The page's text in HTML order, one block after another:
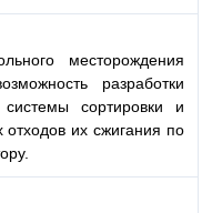
месторождения
разработки
сортировки и
отходов их сжигания по